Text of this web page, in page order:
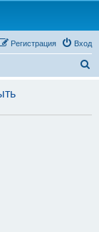
Вход
Регистрация
с